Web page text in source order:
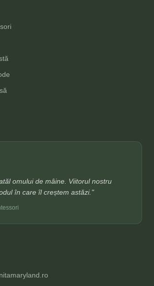
omului de mâine. Viitorul nostru
în care îl creștem astăzi."